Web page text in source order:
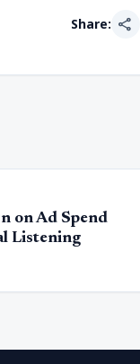
Share: share
on Ad Spend
Listening